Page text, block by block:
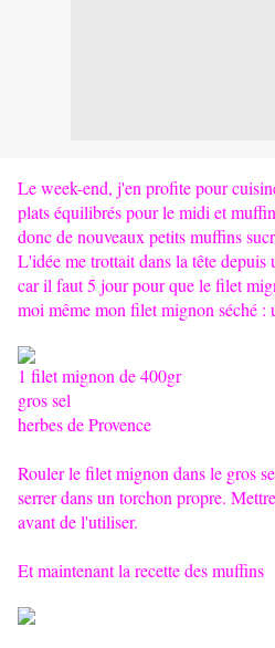
Le week-end, j'en profite pour
plats équilibrés pour le midi et
donc de nouveaux petits muffins
L'idée me trottait dans la tête depuis
car il faut 5 jour pour que le filet
moi même mon filet mignon séché :
1 filet mignon de 400gr
gros sel
herbes de Provence
Rouler le filet mignon dans le gros
serrer dans un torchon propre.
avant de l'utiliser.
Et maintenant la recette des muffins